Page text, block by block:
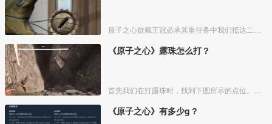
《原子之心》露珠怎么打？
《原子之心》有多少g？